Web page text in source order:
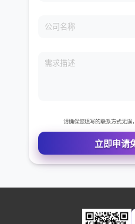
您的姓名
您的电话